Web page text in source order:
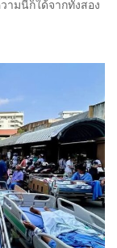
ามนี้ก็ใด้จากทั้งสอง